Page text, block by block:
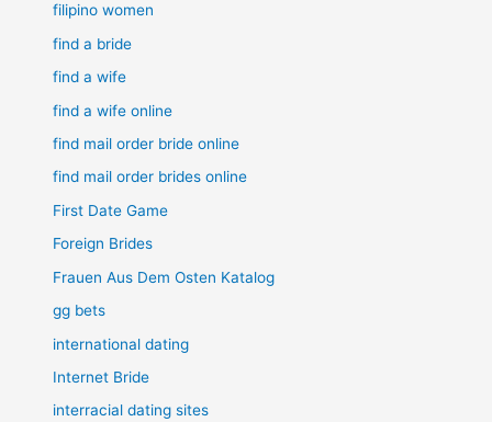
filipino women
find a bride
find a wife
find a wife online
find mail order bride online
find mail order brides online
First Date Game
Foreign Brides
Frauen Aus Dem Osten Katalog
gg bets
international dating
Internet Bride
interracial dating sites